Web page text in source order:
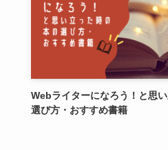
Webライターになろう！と思
選び方・おすすめ書籍